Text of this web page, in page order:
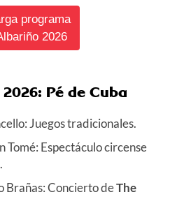
programa
2026
Pé de Cuba
Juegos tradicionales.
Tomé: Espectáculo circense
Brañas: Concierto deThe